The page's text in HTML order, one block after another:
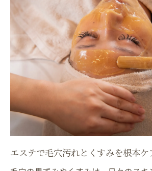
ツ
男性におすすめのエステ選
点
敏感肌にも安心なエステの施
エステ体験で毛穴ケア成功の
法
エステ選びで重要なカウン
ント
透明感アップならエステがおす
エステで実感する透明感アッ
エステで毛穴汚れとくすみを根本ケ